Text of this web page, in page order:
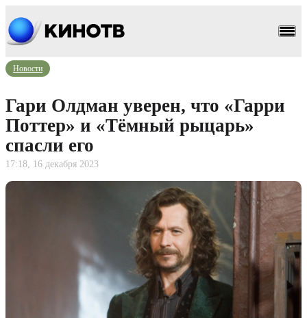
Новости
Гари Олдман уверен, что «Гарри
Поттер» и «Тёмный рыцарь»
спасли его
17:18, 16 декабря 2023